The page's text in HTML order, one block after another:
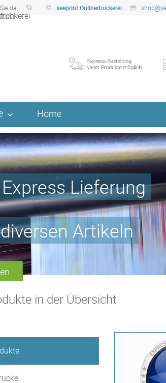
da! seeprint Onlinedruckerei
Home
Lieferung
Artikeln
in der Übersicht